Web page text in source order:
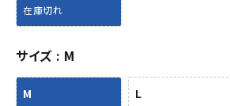
在庫切れ
サイズ M
M L